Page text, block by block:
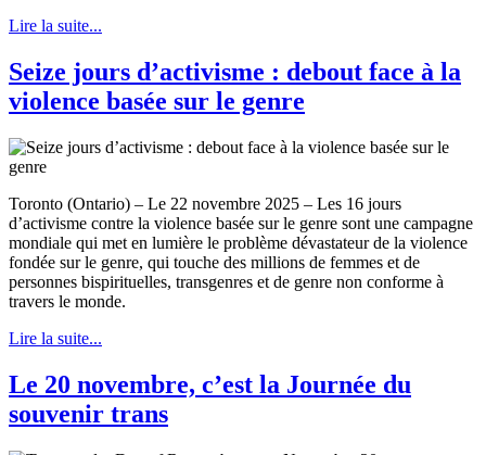
Lire la suite...
Seize jours d’activisme : debout face à la
violence basée sur le genre
Toronto (Ontario) – Le 22 novembre 2025 – Les 16 jours
d’activisme contre la violence basée sur le genre sont une campagne
mondiale qui met en lumière le problème dévastateur de la violence
fondée sur le genre, qui touche des millions de femmes et de
personnes bispirituelles, transgenres et de genre non conforme à
travers le monde.
Lire la suite...
Le 20 novembre, c’est la Journée du
souvenir trans